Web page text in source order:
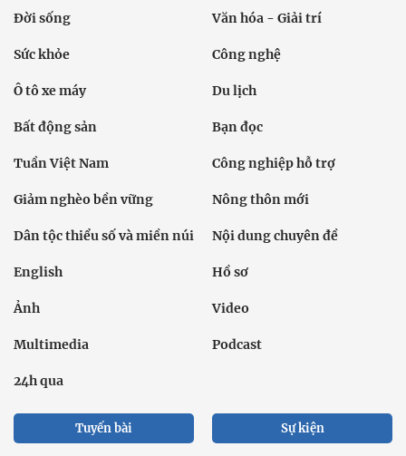
Đời sống Văn hóa - Giải trí
Sức khỏe Công nghệ
Ô tô xe máy Du lịch
Bất động sản Bạn đọc
Tuần Việt Nam Công nghiệp hỗ trợ
Giảm nghèo bền vững Nông thôn mới
Dân tộc thiểu số và miền núi Nội dung chuyên đề
English Hồ sơ
Ảnh Video
Multimedia Podcast
24h qua
Tuyến bài Sự kiện